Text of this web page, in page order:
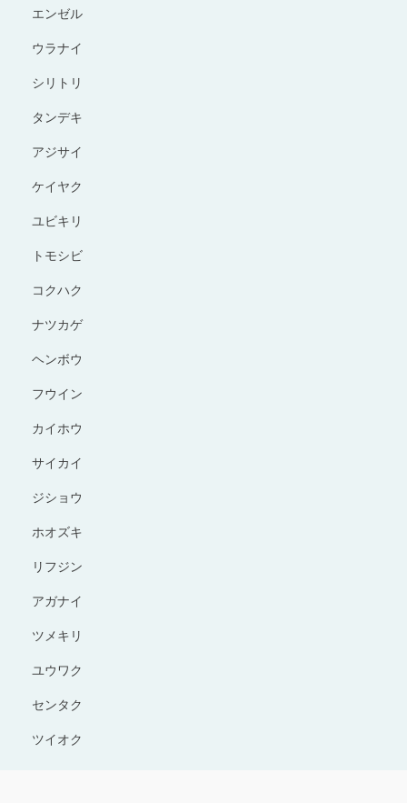
エンゼル
ウラナイ
シリトリ
タンデキ
アジサイ
ケイヤク
ユビキリ
トモシビ
コクハク
ナツカゲ
ヘンボウ
フウイン
カイホウ
サイカイ
ジショウ
ホオズキ
リフジン
アガナイ
ツメキリ
ユウワク
センタク
ツイオク